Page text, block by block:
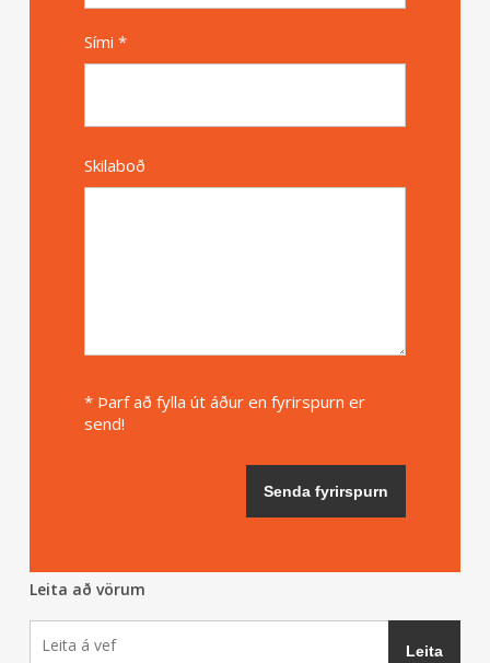
Sími *
Skilaboð
* Þarf að fylla út áður en fyrirspurn er
send!
Leita að vörum